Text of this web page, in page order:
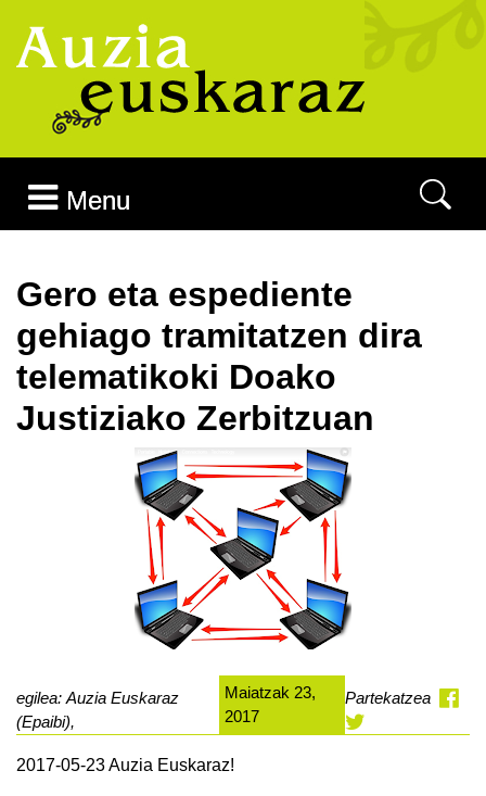
Menu
Gero eta espediente
gehiago tramitatzen dira
telematikoki Doako
Justiziako Zerbitzuan
egilea: Auzia Euskaraz
(Epaibi),
Maiatzak 23,
2017
Partekatzea
2017-05-23 Auzia Euskaraz!